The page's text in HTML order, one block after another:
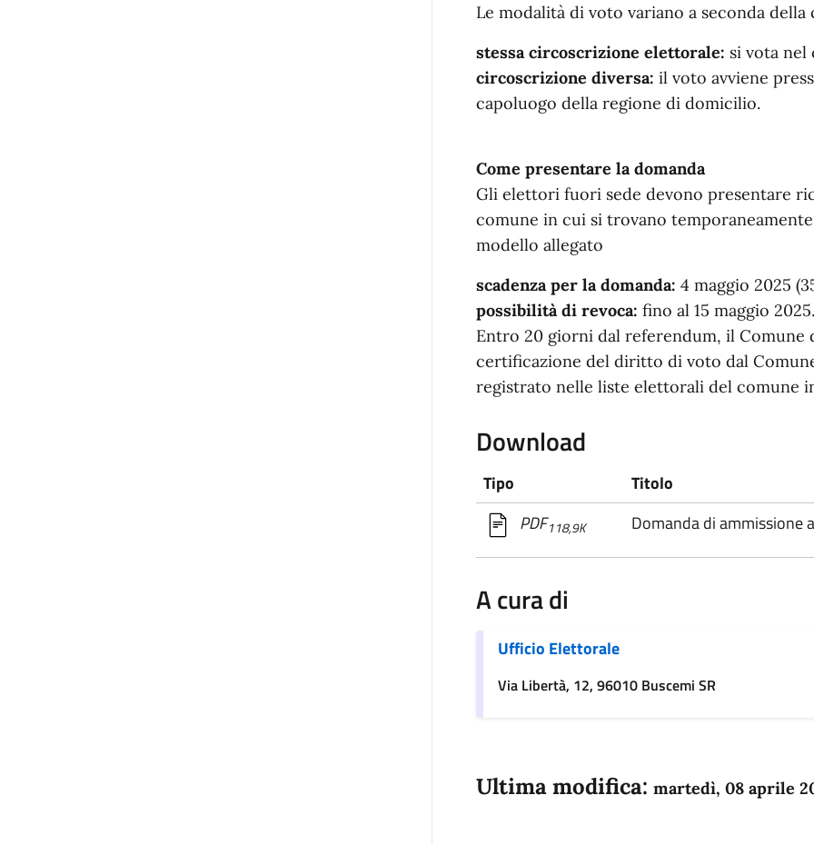
Le modalità di voto variano a seconda
stessa circoscrizione elettorale: si vota
circoscrizione diversa: il voto avviene
capoluogo della regione di domicilio.
Come presentare la domanda
Gli elettori fuori sede devono presentare
comune in cui si trovano
modello allegato
scadenza per la domanda: 4 maggio 2025
possibilità di revoca: fino al 15 maggio 2025.
Entro 20 giorni dal referendum, il
certificazione del diritto di voto dal
registrato nelle liste elettorali del comune
Download
Tipo
Titolo
PDF118,9K Domanda di ammissione
A cura di
Ufficio Elettorale
Via Libertà, 12, 96010 Buscemi SR
Ultima modifica: martedì, 08 aprile